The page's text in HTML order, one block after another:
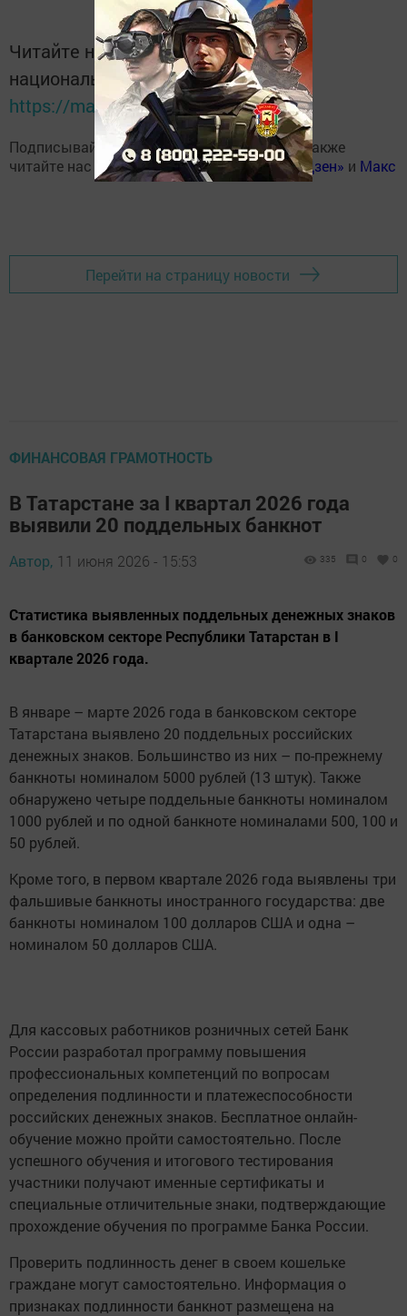
Читайте новости Татарстана в
национальном мессенджере MАХ:
https://max.ru/tatmedia
Подписывайтесь на нашTelegram-канал, а также
читайте нас
Вконтакте,Одноклассниках,«Дзен» и Макс
Перейти на страницу новости
ФИНАНСОВАЯ ГРАМОТНОСТЬ
В Татарстане за I квартал 2026 года
выявили 20 поддельных банкнот
Автор, 11 июня 2026 - 15:53 335 0 0
Статистика выявленных поддельных денежных знаков
в банковском секторе Республики Татарстан в I
квартале 2026 года.
В январе – марте 2026 года в банковском секторе
Татарстана выявлено 20 поддельных российских
денежных знаков. Большинство из них – по-прежнему
банкноты номиналом 5000 рублей (13 штук). Также
обнаружено четыре поддельные банкноты номиналом
1000 рублей и по одной банкноте номиналами 500, 100 и
50 рублей.
Кроме того, в первом квартале 2026 года выявлены три
фальшивые банкноты иностранного государства: две
банкноты номиналом 100 долларов США и одна –
номиналом 50 долларов США.
Для кассовых работников розничных сетей Банк
России разработал программу повышения
профессиональных компетенций по вопросам
определения подлинности и платежеспособности
российских денежных знаков. Бесплатное онлайн-
обучение можно пройти самостоятельно. После
успешного обучения и итогового тестирования
участники получают именные сертификаты и
специальные отличительные знаки, подтверждающие
прохождение обучения по программе Банка России.
Проверить подлинность денег в своем кошельке
граждане могут самостоятельно. Информация о
признаках подлинности банкнот размещена на